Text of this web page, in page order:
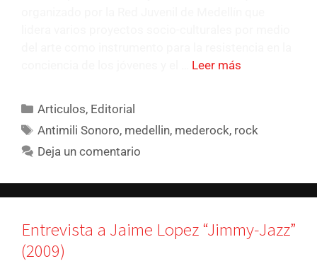
Leer más
Articulos, Editorial
Antimili Sonoro, medellin, mederock, rock
Deja un comentario
Entrevista a Jaime Lopez “Jimmy-Jazz”
(2009)